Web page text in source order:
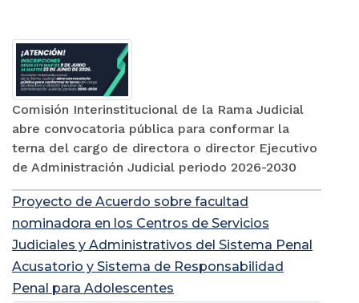
Comisión Interinstitucional de la Rama Judicial
abre convocatoria pública para conformar la
terna del cargo de directora o director Ejecutivo
de Administración Judicial periodo 2026-2030
Proyecto de Acuerdo sobre facultad
nominadora en los Centros de Servicios
Judiciales y Administrativos del Sistema Penal
Acusatorio y Sistema de Responsabilidad
Penal para Adolescentes